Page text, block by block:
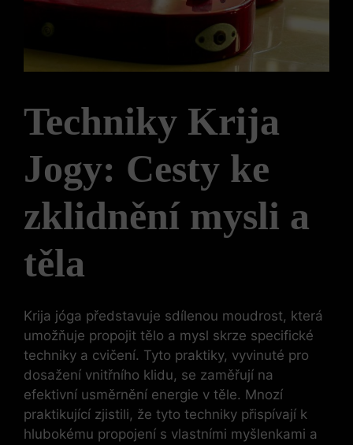
Techniky Krija
Jogy: Cesty ke
zklidnění mysli a
těla
Krija jóga představuje sdílenou moudrost, která
umožňuje propojit tělo a mysl skrze specifické
techniky a cvičení. Tyto praktiky, vyvinuté pro
dosažení vnitřního klidu, se zaměřují na
efektivní usměrnění energie v těle. Mnozí
praktikující zjistili, že tyto techniky přispívají k
hlubokému propojení s vlastními myšlenkami a